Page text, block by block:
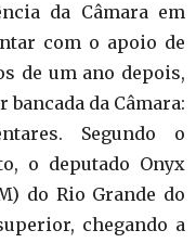
da Câmara em
com o apoio de
de um ano depois,
da Câmara:
Segundo o
o deputado Onyx
do Rio Grande do
chegando a